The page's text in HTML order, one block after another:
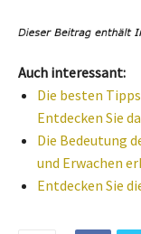
Auch interessant:
Die besten
Entdecken Sie
Die Bedeutung
und Erwachen
Entdecken Sie